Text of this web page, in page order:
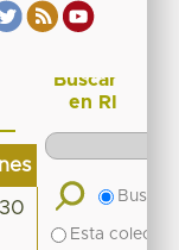
Buscar
en RI
Buscar
Esta